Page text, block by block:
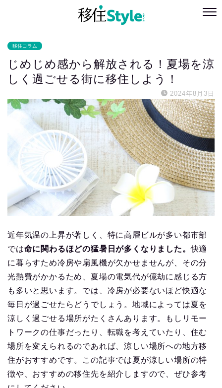
移住コラム
じめじめ感から解放される！夏場を涼
しく過ごせる街に移住しよう！
2024年8月3日
近年気温の上昇が著しく、特に高層ビルが多い都市部
では命に関わるほどの猛暑日が多くなりました。快適
に暮らすため冷房や扇風機が欠かせませんが、その分
光熱費がかかるため、夏場の電気代が億劫に感じる方
も多いと思います。では、冷房が必要ないほど快適な
毎日が過ごせたらどうでしょう。地域によっては夏を
涼しく過ごせる場所がたくさんあります。もしリモー
トワークの仕事だったり、転職を考えていたり、住む
場所を変えられるのであれば、涼しい場所への地方移
住がおすすめです。この記事では夏が涼しい場所の特
徴や、おすすめの移住先を紹介しますので、ぜひ参考